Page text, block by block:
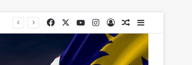
Facebook YouTubeInstagram
Log InRandom Article